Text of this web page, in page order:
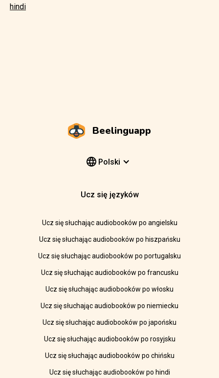
hindi
Beelinguapp
Polski
Ucz się języków
Ucz się słuchając audiobooków po angielsku
Ucz się słuchając audiobooków po hiszpańsku
Ucz się słuchając audiobooków po portugalsku
Ucz się słuchając audiobooków po francusku
Ucz się słuchając audiobooków po włosku
Ucz się słuchając audiobooków po niemiecku
Ucz się słuchając audiobooków po japońsku
Ucz się słuchając audiobooków po rosyjsku
Ucz się słuchając audiobooków po chińsku
Ucz się słuchając audiobooków po hindi